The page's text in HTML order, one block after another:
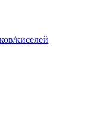
киселей